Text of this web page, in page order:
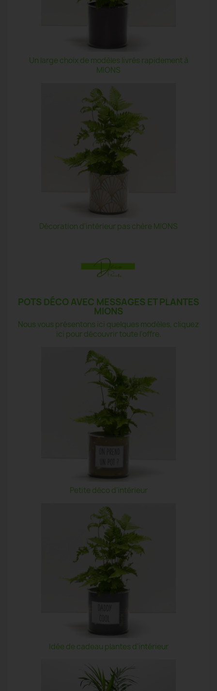
Un large choix de modèles livrés rapidement à
MIONS
Décoration d'intérieur pas chère MIONS
POTS DÉCO AVEC MESSAGES ET PLANTES
MIONS
Nous vous présentons ici quelques modèles, cliquez
ici pour découvrir toute l'offre.
Petite déco d'intérieur
Idée de cadeau plantes d'intérieur